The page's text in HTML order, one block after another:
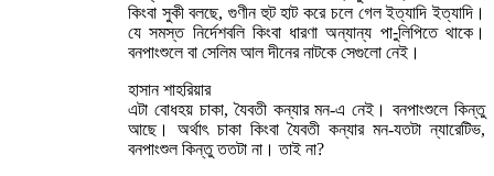
কিংবা সুকী বলছে, গুণীন হুট হাট করে চলে গেল ইত্যাদি ইত্যাদি।
যে সমস্ত নির্দেশবলি কিংবা ধারণা অন্যান্য পা-ুলিপিতে থাকে।
বনপাংশুলে বা সেলিম আল দীনের নাটকে সেগুলো নেই।
হাসান শাহরিয়ার
এটা বোধহয় চাকা, যৈবতী কন্যার মন-এ নেই। বনপাংশুলে কিন্তু
আছে। অর্থাৎ চাকা কিংবা যৈবতী কন্যার মন-যতটা ন্যারেটিভ,
বনপাংশুল কিন্তু ততটা না। তাই না?